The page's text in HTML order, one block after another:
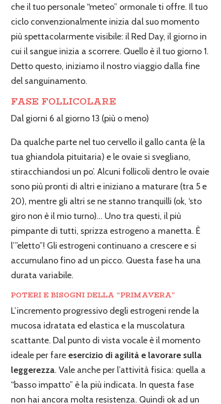
che il tuo personale “meteo” ormonale ti offre. Il tuo
ciclo convenzionalmente inizia dal suo momento
più spettacolarmente visibile: il Red Day, il giorno in
cui il sangue inizia a scorrere. Quello è il tuo giorno 1.
Detto questo, iniziamo il nostro viaggio dalla fine
del sanguinamento.
FASE FOLLICOLARE
Dal giorni 6 al giorno 13 (più o meno)
Da qualche parte nel tuo cervello il gallo canta (è la
tua ghiandola pituitaria) e le ovaie si svegliano,
stiracchiandosi un po’. Alcuni follicoli dentro le ovaie
sono più pronti di altri e iniziano a maturare (tra 5 e
20), mentre gli altri se ne stanno tranquilli (ok, ‘sto
giro non è il mio turno)… Uno tra questi, il più
pimpante di tutti, sprizza estrogeno a manetta. È
l’”eletto”! Gli estrogeni continuano a crescere e si
accumulano fino ad un picco. Questa fase ha una
durata variabile.
POTERI E BISOGNI DELLA “PRIMAVERA”
L’incremento progressivo degli estrogeni rende la
mucosa idratata ed elastica e la muscolatura
scattante. Dal punto di vista vocale è il momento
ideale per fare esercizio di agilità e lavorare sulla
leggerezza. Vale anche per l’attività fisica: quella a
“basso impatto” è la più indicata. In questa fase
non hai ancora molta resistenza. Quindi ok ad un